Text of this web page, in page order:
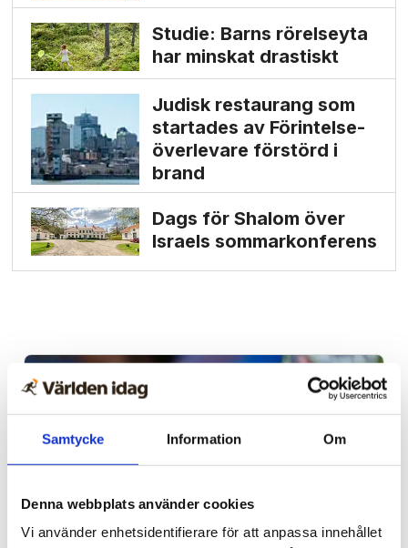
Samtycke Information Om
Denna webbplats använder cookies
Vi använder enhetsidentifierare för att anpassa innehållet
Studie: Barns rörelseyta
har minskat drastiskt
Judisk restaurang som
startades av Förintelse­
överlevare förstörd i
brand
Dags för Shalom över
Israels sommarkonferens